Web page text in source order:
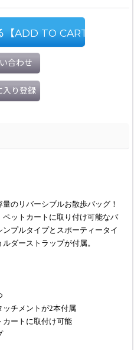
【ADD TO CART】
合わせ
入り登録
のリバーシブルお散歩バッグ！
ットカートに取り付け可能なバ
プルタイプとスポーティータイ
ダーストラップが付属。
ッチメントが2本付属
カートに取付け可能